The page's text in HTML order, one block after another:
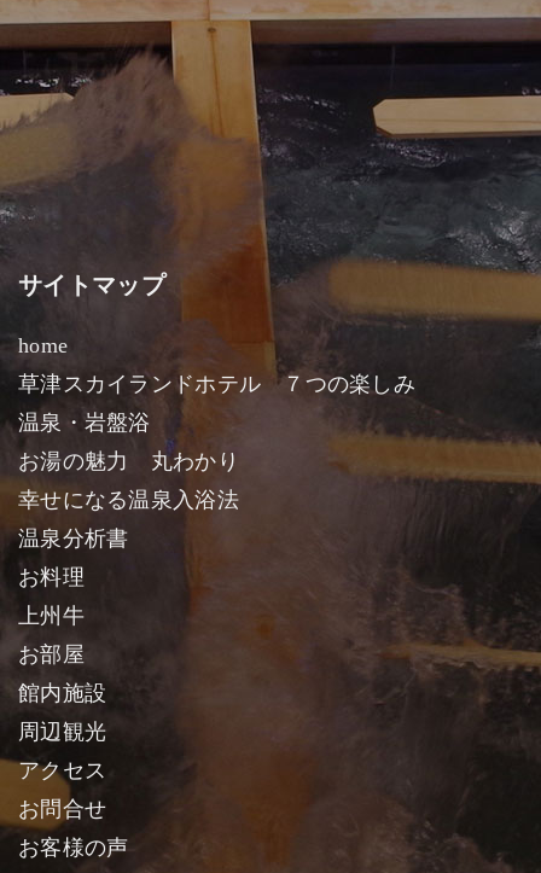
サイトマップ
home
草津スカイランドホテル ７つの楽しみ
温泉・岩盤浴
お湯の魅力 丸わかり
幸せになる温泉入浴法
温泉分析書
お料理
上州牛
お部屋
館内施設
周辺観光
アクセス
お問合せ
お客様の声